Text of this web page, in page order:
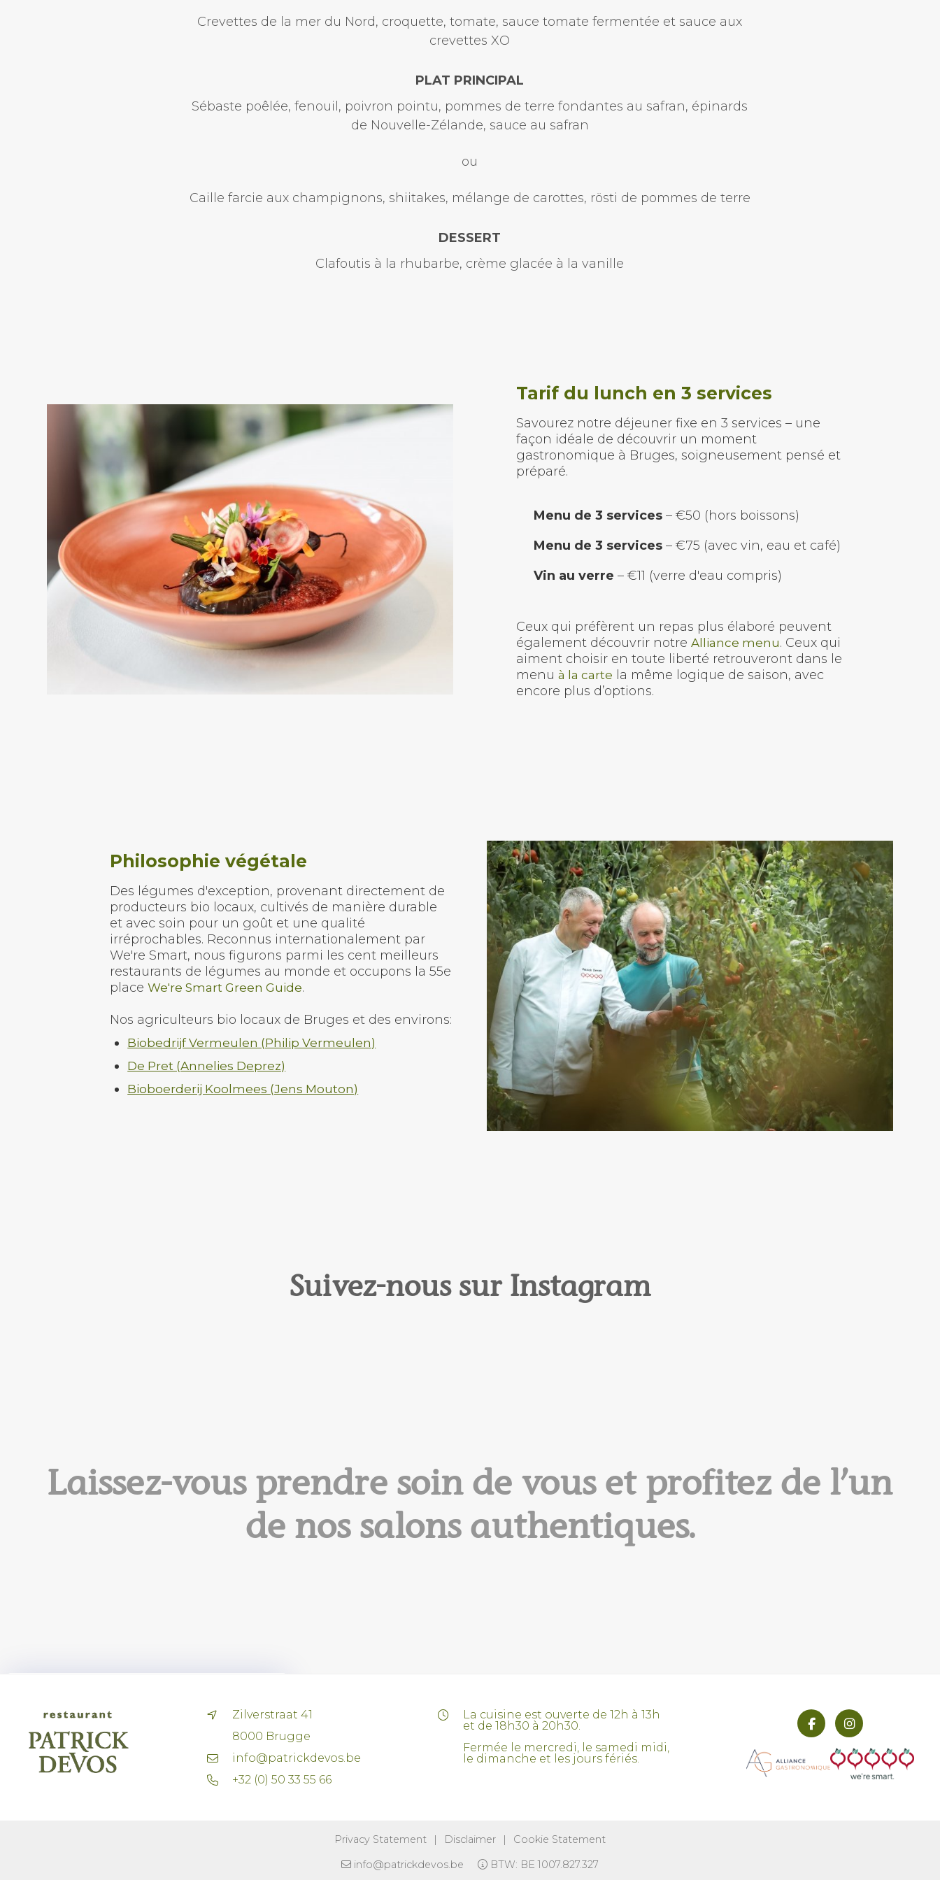
Crevettes de la mer du Nord, croquette, tomate, sauce tomate fermentée et sauce aux
crevettes XO
PLAT PRINCIPAL
Sébaste poêlée, fenouil, poivron pointu, pommes de terre fondantes au safran, épinards
de Nouvelle-Zélande, sauce au safran
ou
Caille farcie aux champignons, shiitakes, mélange de carottes, rösti de pommes de terre
DESSERT
Clafoutis à la rhubarbe, crème glacée à la vanille
Tarif du lunch en 3 services
Savourez notre déjeuner fixe en 3 services – une
façon idéale de découvrir un moment
gastronomique à Bruges, soigneusement pensé et
préparé.
Menu de 3 services– €50 (hors boissons)
Menu de 3 services– €75 (avec vin, eau et café)
Vin au verre – €11 (verre d'eau compris)
Ceux qui préfèrent un repas plus élaboré peuvent
également découvrir notre Alliance menu. Ceux qui
aiment choisir en toute liberté retrouveront dans le
menu à la carte la même logique de saison, avec
encore plus d’options.
Philosophie végétale
Des légumes d'exception, provenant directement de
producteurs bio locaux, cultivés de manière durable
et avec soin pour un goût et une qualité
irréprochables. Reconnus internationalement par
We're Smart, nous figurons parmi les cent meilleurs
restaurants de légumes au monde et occupons la 55e
placeWe're Smart Green Guide.
Nos agriculteurs bio locaux de Bruges et des environs:
Biobedrijf Vermeulen (Philip Vermeulen)
De Pret (Annelies Deprez)
Bioboerderij Koolmees (Jens Mouton)
Suivez-nous sur Instagram
Laissez-vous prendre soin de vous et profitez de l’un
de nos salons authentiques.
Zilverstraat 41
8000 Brugge
info@patrickdevos.be
+32 (0) 50 33 55 66
La cuisine est ouverte de 12h à 13h
et de 18h30 à 20h30.
Fermée le mercredi, le samedi midi,
le dimanche et les jours fériés.
Privacy Statement | Disclaimer |
Cookie Statement
info@patrickdevos.be
BTW: BE 1007.827.327
Nous utilisons des cookies pour
améliorer votre expérience de navigation.
En continuant à utiliser ce site, vous